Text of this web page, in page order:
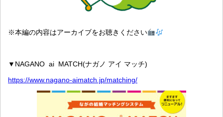
※本編の内容はアーカイブをお聴きください
▼NAGANO ai MATCH(ナガノ アイ マッチ)
https://www.nagano-aimatch.jp/matching/